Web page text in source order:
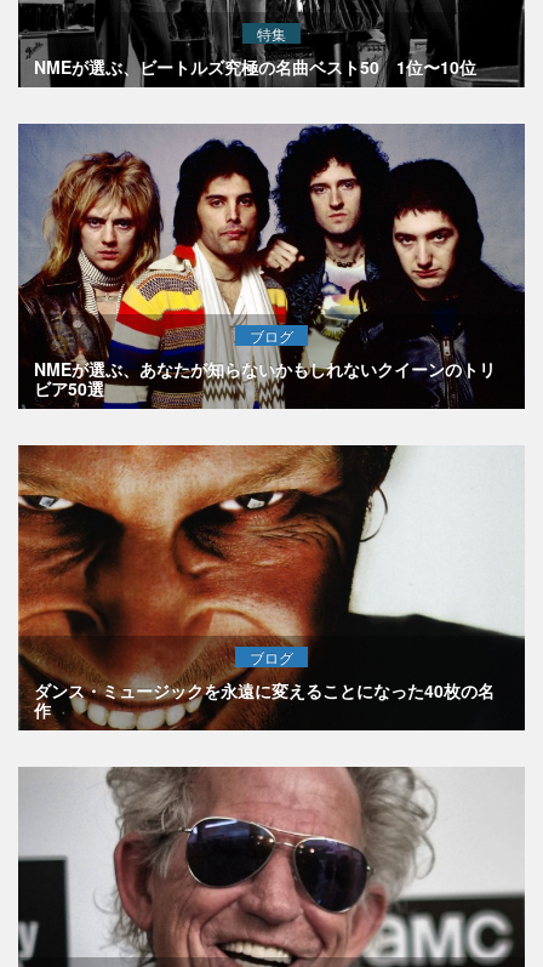
特集
NMEが選ぶ、ビートルズ究極の名曲ベスト50 1位〜10位
ブログ
NMEが選ぶ、あなたが知らないかもしれないクイーンのトリ
ビア50選
ブログ
ダンス・ミュージックを永遠に変えることになった40枚の名
作